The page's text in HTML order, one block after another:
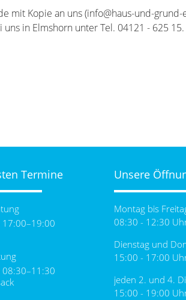
mit Kopie an uns (info@haus-und-grund-
in Elmshorn unter Tel. 04121 - 625
Termine Unsere
Montag bis
08:30 - 12:30
Dienstag und
15:00 - 17:00
jeden 2. und 4.
15:00 - 19:00